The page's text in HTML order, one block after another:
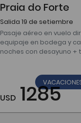
Praia do Forte
Salida 19 de setiembre
Pasaje aéreo en vuelo
equipaje en bodega y
noches con desayuno +
USD 1285